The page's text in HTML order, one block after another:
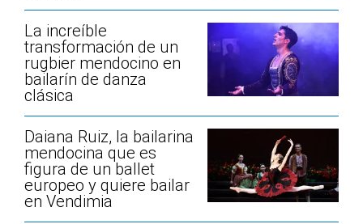
La increíble
transformación de un
rugbier mendocino en
bailarín de danza
clásica
Daiana Ruiz, la bailarina
mendocina que es
figura de un ballet
europeo y quiere bailar
en Vendimia